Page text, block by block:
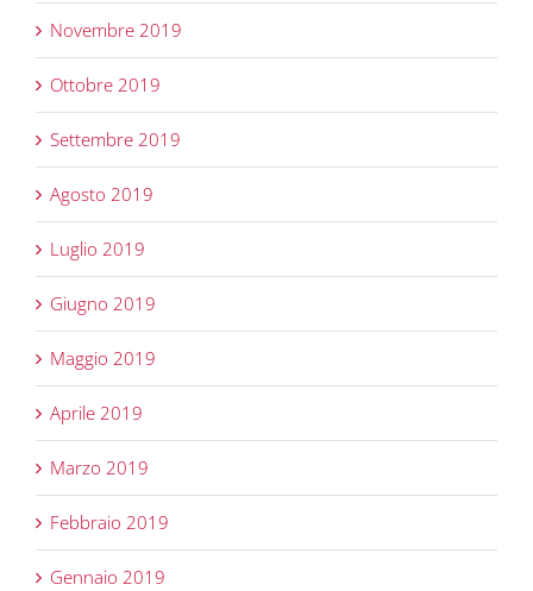
Novembre 2019
Ottobre 2019
Settembre 2019
Agosto 2019
Luglio 2019
Giugno 2019
Maggio 2019
Aprile 2019
Marzo 2019
Febbraio 2019
Gennaio 2019